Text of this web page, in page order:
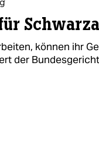
können ihr
der